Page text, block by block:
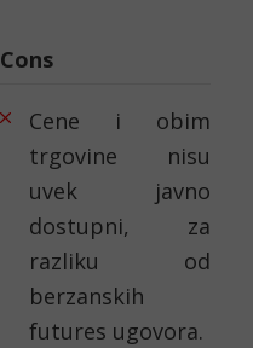
Cons
Cene i obim
trgovine nisu
uvek javno
dostupni, za
razliku od
berzanskih
futures ugovora.